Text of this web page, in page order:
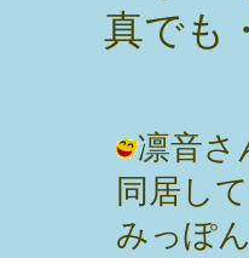
真でも
凛音さ
同居し
みっぽ